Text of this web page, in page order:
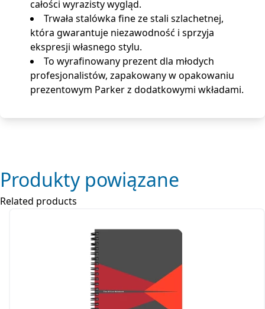
całości wyrazisty wygląd.
Trwała stalówka fine ze stali szlachetnej,
która gwarantuje niezawodność i sprzyja
ekspresji własnego stylu.
To wyrafinowany prezent dla młodych
profesjonalistów, zapakowany w opakowaniu
prezentowym Parker z dodatkowymi wkładami.
Produkty powiązane
Related products